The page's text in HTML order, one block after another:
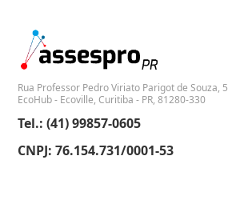
Rua Professor Pedro Viriato Parigot de Souza,
EcoHub - Ecoville, Curitiba - PR, 81280-330
Tel.: (41) 99857-0605
CNPJ: 76.154.731/0001-53